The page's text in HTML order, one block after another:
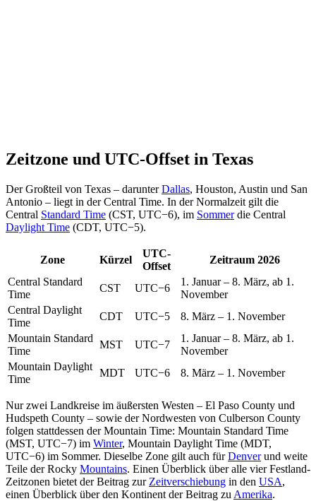
Zeitzone und UTC-Offset in Texas
Der Großteil von Texas – darunterDallas, Houston, Austin und San
Antonio – liegt in der Central Time. In der Normalzeit gilt die
Central Standard Time (CST, UTC−6), im Sommerdie Central
Daylight Time (CDT, UTC−5).
Zone Kürzel
UTC-
Offset
Zeitraum 2026
Central Standard
Time
CST UTC−6
1. Januar – 8. März, ab 1.
November
Central Daylight
Time
CDT UTC−5
8. März – 1. November
Mountain Standard
Time
MST UTC−7
1. Januar – 8. März, ab 1.
November
Mountain Daylight
Time
MDT UTC−6 8. März – 1. November
Nur zwei Landkreise im äußersten Westen – El Paso County und
Hudspeth County – sowie der Nordwesten von Culberson County
folgen stattdessen der Mountain Time: Mountain Standard Time
(MST, UTC−7) im Winter, Mountain Daylight Time (MDT,
UTC−6) im Sommer. Dieselbe Zone gilt auch fürDenverund weite
Teile der Rocky Mountains. Einen Überblick über alle vier Festland-
Zeitzonen bietet der Beitrag zur Zeitverschiebung in den USA,
einen Überblick über den Kontinent der Beitrag zu Amerika.